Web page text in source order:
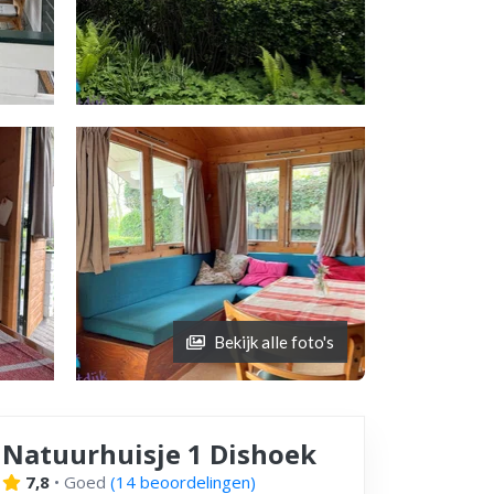
Bekijk alle foto's
Natuurhuisje 1 Dishoek
7,8 • Goed (14 beoordelingen)